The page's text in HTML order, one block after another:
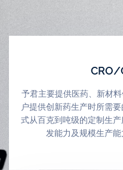
CRO/
予君主要提供医药、新材
户提供创新药生产时所需
式从百克到吨级的定制生
发能力及规模生产